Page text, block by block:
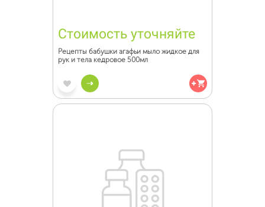
Стоимость уточняйте
Рецепты бабушки агафьи мыло жидкое для
рук и тела кедровое 500мл